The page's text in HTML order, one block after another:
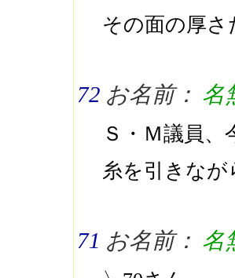
その面の厚
72 お名前： 名
Ｓ・Ｍ議員
糸を引きな
71 お名前： 名